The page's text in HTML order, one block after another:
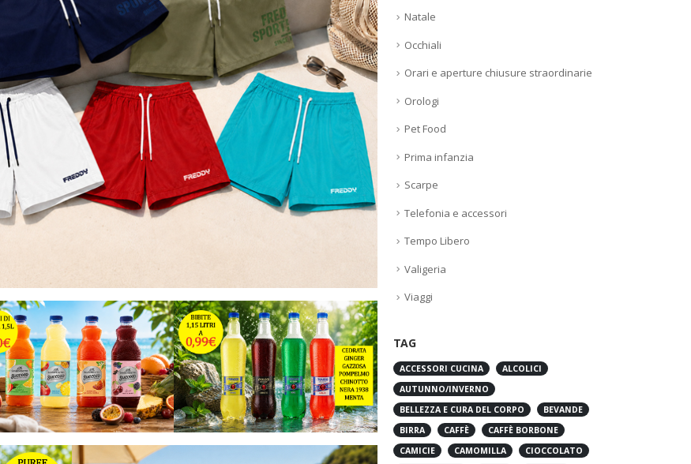
Natale
Occhiali
Orari e aperture chiusure straordinarie
Orologi
Pet Food
Prima infanzia
Scarpe
Telefonia e accessori
Tempo Libero
Valigeria
Viaggi
TAG
ACCESSORI CUCINA
ALCOLICI
AUTUNNO/INVERNO
BELLEZZA E CURA DEL CORPO
BEVANDE
BIRRA
CAFFÈ
CAFFÈ BORBONE
CAMICIE
CAMOMILLA
CIOCCOLATO